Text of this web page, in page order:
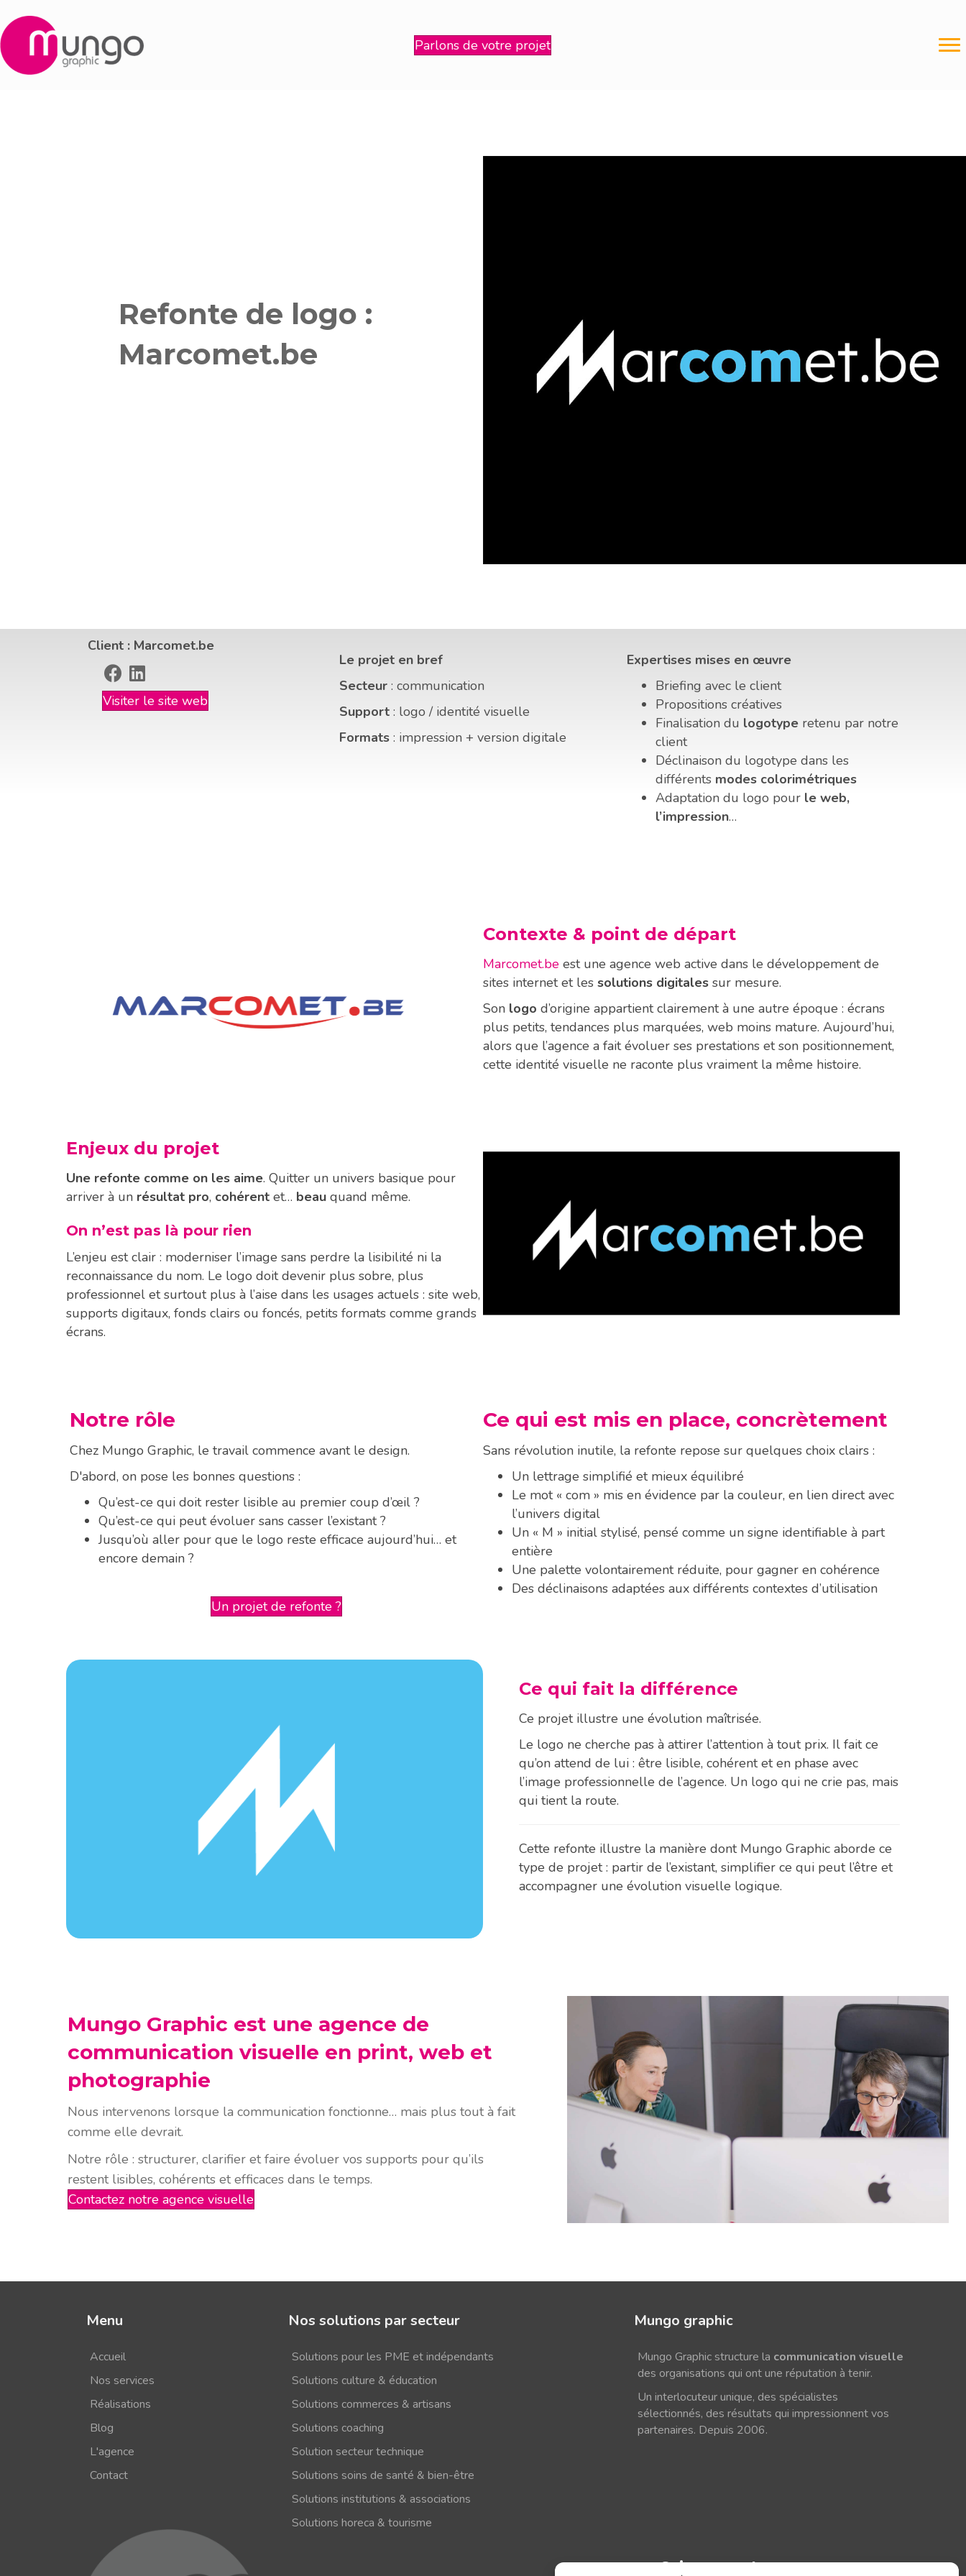
Parlons de votre projet
Refonte de logo :
Marcomet.be
Client : Marcomet.be
Visiter le site web
Le projet en bref
Secteur : communication
Support : logo / identité visuelle
Formats : impression + version digitale
Expertises mises en œuvre
Briefing avec le client
Propositions créatives
Finalisation du logotype retenu par notre
client
Déclinaison du logotype dans les
différents modes colorimétriques
Adaptation du logo pour le web,
l’impression…
Contexte & point de départ
Marcomet.be est une agence web active dans le développement de
sites internet et les solutions digitales sur mesure.
Son logo d’origine appartient clairement à une autre époque : écrans
plus petits, tendances plus marquées, web moins mature. Aujourd’hui,
alors que l’agence a fait évoluer ses prestations et son positionnement,
cette identité visuelle ne raconte plus vraiment la même histoire.
Enjeux du projet
Une refonte comme on les aime. Quitter un univers basique pour
arriver à un résultat pro, cohérent et… beau quand même.
On n’est pas là pour rien
L’enjeu est clair : moderniser l’image sans perdre la lisibilité ni la
reconnaissance du nom. Le logo doit devenir plus sobre, plus
professionnel et surtout plus à l’aise dans les usages actuels : site web,
supports digitaux, fonds clairs ou foncés, petits formats comme grands
écrans.
Notre rôle
Chez Mungo Graphic, le travail commence avant le design.
D'abord, on pose les bonnes questions :
Qu’est-ce qui doit rester lisible au premier coup d’œil ?
Qu’est-ce qui peut évoluer sans casser l’existant ?
Jusqu’où aller pour que le logo reste efficace aujourd’hui… et
encore demain ?
Un projet de refonte ?
Ce qui est mis en place, concrètement
Sans révolution inutile, la refonte repose sur quelques choix clairs :
Un lettrage simplifié et mieux équilibré
Le mot « com » mis en évidence par la couleur, en lien direct avec
l’univers digital
Un « M » initial stylisé, pensé comme un signe identifiable à part
entière
Une palette volontairement réduite, pour gagner en cohérence
Des déclinaisons adaptées aux différents contextes d’utilisation
Ce qui fait la différence
Ce projet illustre une évolution maîtrisée.
Le logo ne cherche pas à attirer l’attention à tout prix. Il fait ce
qu’on attend de lui : être lisible, cohérent et en phase avec
l’image professionnelle de l’agence. Un logo qui ne crie pas, mais
qui tient la route.
Cette refonte illustre la manière dont Mungo Graphic aborde ce
type de projet : partir de l’existant, simplifier ce qui peut l’être et
accompagner une évolution visuelle logique.
Mungo Graphic est une agence de
communication visuelle en print, web et
photographie
Nous intervenons lorsque la communication fonctionne… mais plus tout à fait
comme elle devrait.
Notre rôle : structurer, clarifier et faire évoluer vos supports pour qu’ils
restent lisibles, cohérents et efficaces dans le temps.
Contactez notre agence visuelle
Menu
Accueil
Nos services
Réalisations
Blog
L'agence
Contact
Nos solutions par secteur
Solutions pour les PME et indépendants
Solutions culture & éducation
Solutions commerces & artisans
Solutions coaching
Solution secteur technique
Solutions soins de santé & bien-être
Solutions institutions & associations
Solutions horeca & tourisme
Mungo graphic
Mungo Graphic structure la communication visuelle
des organisations qui ont une réputation à tenir.
Un interlocuteur unique, des spécialistes
sélectionnés, des résultats qui impressionnent vos
partenaires. Depuis 2006.
Suivez-nous!